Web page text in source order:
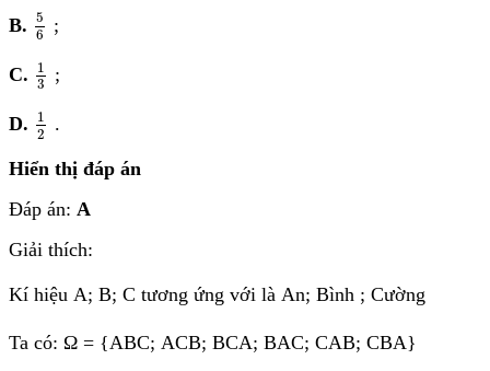
B. 5
6
5
;
C.
1
3
1
;
D.
1
2
1
.
Hiển thị đáp án
Đáp án: A
Giải thích:
Kí hiệu A; B; C tương ứng với là An; Bình ; Cường
Ta có: Ω = {ABC; ACB; BCA; BAC; CAB; CBA}